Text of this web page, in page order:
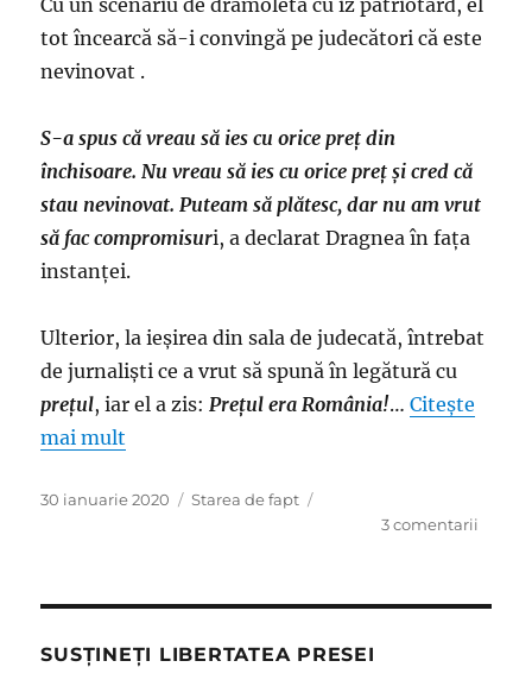
Cu un scenariu de dramoletă cu iz patriotard, el
tot încearcă să-i convingă pe judecători că este
nevinovat .
S-a spus că vreau să ies cu orice preț din
închisoare. Nu vreau să ies cu orice preț și cred că
stau nevinovat. Puteam să plătesc, dar nu am vrut
să fac compromisuri, a declarat Dragnea în fața
instanței.
Ulterior, la ieșirea din sala de judecată, întrebat
de jurnaliști ce a vrut să spună în legătură cu
preţul, iar el a zis:Prețul era România!…Citește
mai mult
Publicat
30 ianuarie 2020 Categorii
Starea de fapt
3 comentarii
SUSȚINEȚI LIBERTATEA PRESEI